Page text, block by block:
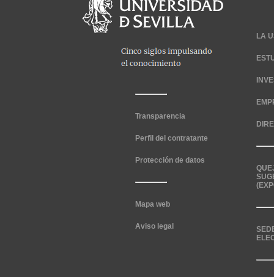
Transparencia
Perfil del contratante
Protección de datos
Mapa web
Aviso legal
LA